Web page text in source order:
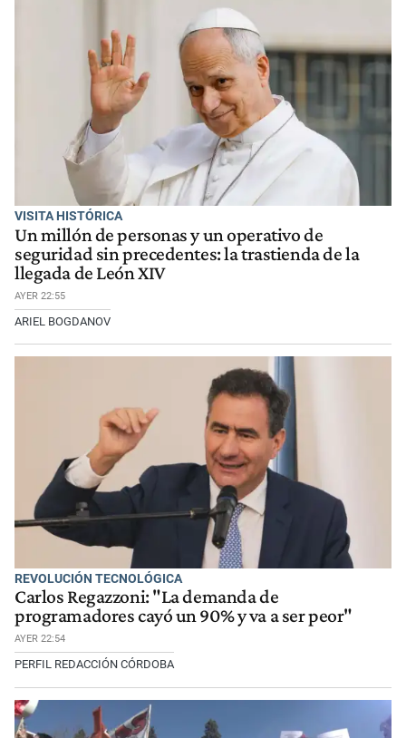
VISITA HISTÓRICA
Un millón de personas y un operativo de
seguridad sin precedentes: la trastienda de la
llegada de León XIV
AYER 22:55
ARIEL BOGDANOV
REVOLUCIÓN TECNOLÓGICA
Carlos Regazzoni: "La demanda de
programadores cayó un 90% y va a ser peor"
AYER 22:54
PERFIL REDACCIÓN CÓRDOBA